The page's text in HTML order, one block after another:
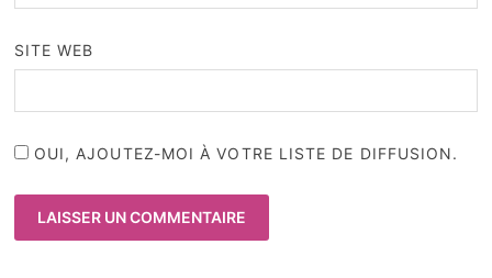
SITE WEB
OUI, AJOUTEZ-MOI À VOTRE LISTE DE DIFFUSION.